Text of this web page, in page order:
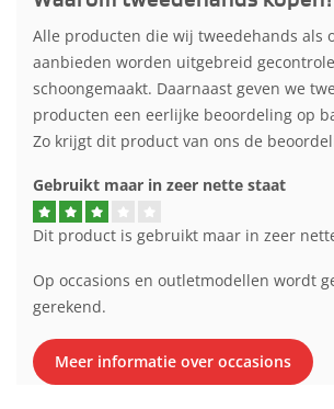
Alle producten die wij tweedehands als
aanbieden worden uitgebreid
schoongemaakt. Daarnaast geven we
producten een eerlijke beoordeling op
Zo krijgt dit product van ons de
Gebruikt maar in zeer nette staat
Dit product is gebruikt maar in zeer
Op occasions en outletmodellen wordt
gerekend.
Meer informatie over occasions